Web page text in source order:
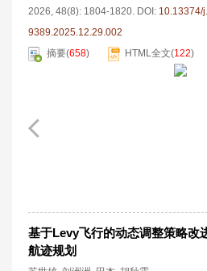
2026, 48(8): 1804-1820. DOI: 10.13374/
9389.2025.12.29.002
摘要(658) HTML全文(122)
基于Levy飞行的动态调整策略改
航迹规划